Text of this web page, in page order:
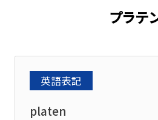
プラテ
英語表記
platen